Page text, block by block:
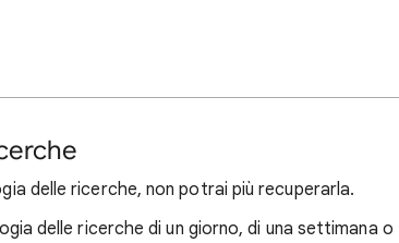
delle ricerche, non potrai più recuperarla.
delle ricerche di un giorno, di una settimana o